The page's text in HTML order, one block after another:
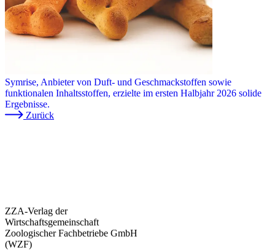
Symrise, Anbieter von Duft- und Geschmackstoffen sowie
funktionalen Inhaltsstoffen, erzielte im ersten Halbjahr 2026 solide
Ergebnisse.
Zurück
ZZA-Verlag der
Wirtschaftsgemeinschaft
Zoologischer Fachbetriebe GmbH
(WZF)